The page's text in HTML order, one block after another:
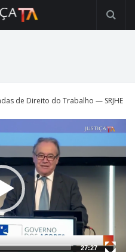
de Direito do Trabalho — SRJHE
27:27